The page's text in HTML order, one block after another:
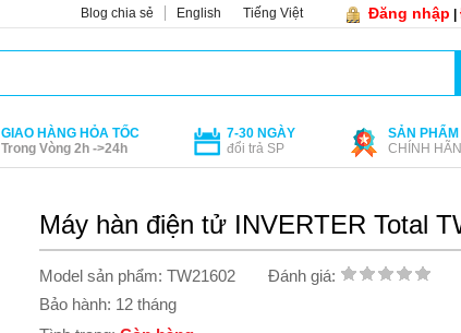
Đăng nhập
Blog chia sẻ English Tiếng Việt
GIAO HÀNG HỎA TỐC
Trong Vòng 2h ->24h
7-30 NGÀY
đổi trả SP
SẢN PHẨM
CHÍNH
Máy hàn điện tử INVERTER Total
Model sản phẩm: TW21602
Đánh giá:
Bảo hành: 12 tháng